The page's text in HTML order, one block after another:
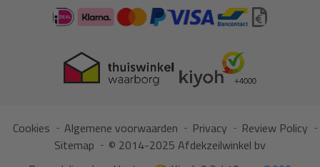
Cookies Algemene voorwaarden Privacy
Review Policy
Sitemap
© 2014-2025 Afdekzeilwinkel bv